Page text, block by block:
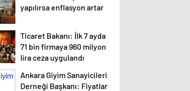
yapılırsa enflasyon artar
Ticaret Bakanı: İlk 7 ayda
71 bin firmaya 960 milyon
lira ceza uygulandı
Ankara Giyim Sanayicileri
Derneği Başkanı: Fiyatlar